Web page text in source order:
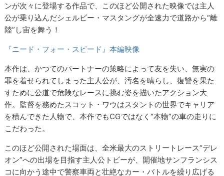
ンが次々に登場する作品で、このほど公開された映像では主人
公が乗り込んだシェルビー・マスタングが全速力で道路から“離
陸”し宙を舞う！
『ニード・フォー・スピード』本編映像
本作は、かつてのパートナーの策略によって友を失い、無実の
罪を着せられてしまった主人公が、汚名を晴らし、復讐を果た
すために公道で危険なレースに挑む姿を描いたアクション大
作。監督を務めたスコット・ワウはスタントの世界でキャリア
を積んできた人物で、本作でもCGではなく“本物”の車の走りに
こだわった。
このほど公開された場面は、全米最大のストリートレース“デレ
オン”への出場を目指す主人公トビーが、開催地サンフランシス
コに向かう途中で警察車両と壮絶なカー・バトルを繰り広げる